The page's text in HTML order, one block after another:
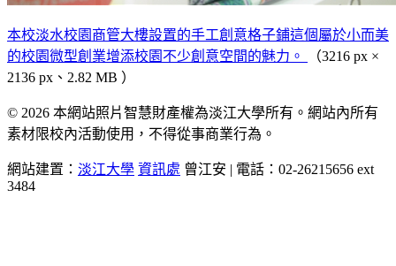
本校淡水校園商管大樓設置的手工創意格子鋪這個屬於小而美
的校園微型創業增添校園不少創意空間的魅力。
（3216 px ×
2136 px、2.82 MB ）
© 2026 本網站照片智慧財產權為淡江大學所有。網站內所有
素材限校內活動使用，不得從事商業行為。
網站建置： 淡江大學 資訊處 曾江安 | 電話：02-26215656 ext
3484